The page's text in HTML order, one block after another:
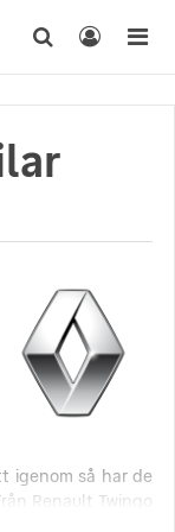
igenom så har de
Renault Twingo
Clio som blev